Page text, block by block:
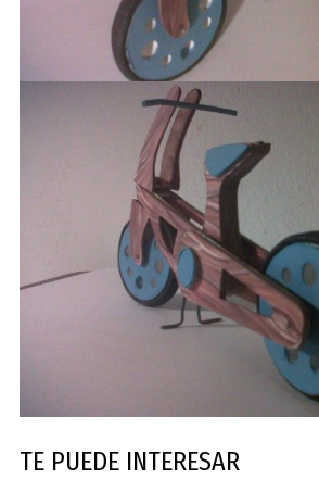
TE PUEDE INTERESAR